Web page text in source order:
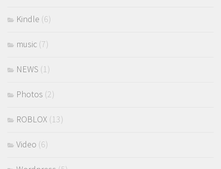
Kindle (6)
music (7)
NEWS (1)
Photos (2)
ROBLOX (13)
Video (6)